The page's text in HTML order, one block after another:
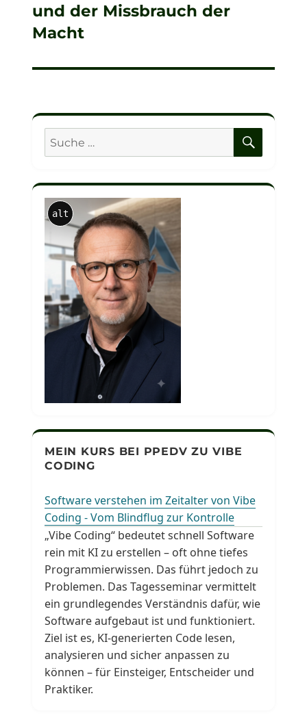
Beitrag:
und der Missbrauch der
Macht
Suche
nach:
alt
MEIN KURS BEI PPEDV ZU VIBE
CODING
Software verstehen im Zeitalter von Vibe
Coding - Vom Blindflug zur Kontrolle
„Vibe Coding“ bedeutet schnell Software
rein mit KI zu erstellen – oft ohne tiefes
Programmierwissen. Das führt jedoch zu
Problemen. Das Tagesseminar vermittelt
ein grundlegendes Verständnis dafür, wie
Software aufgebaut ist und funktioniert.
Ziel ist es, KI-generierten Code lesen,
analysieren und sicher anpassen zu
können – für Einsteiger, Entscheider und
Praktiker.